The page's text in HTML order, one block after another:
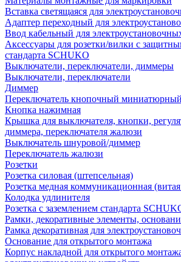
Вставка светящаяся для
Адаптер переходный для
Ввод кабельный для
Аксессуары для розетки/вилки с
стандарта SCHUKO
Выключатели, переключатели, диммеры
Выключатели, переключатели
Диммер
Переключатель кнопочный миниатюрный
Кнопка нажимная
Крышка для выключателя, кнопки,
диммера, переключателя жалюзи
Выключатель шнуровой/диммер
Переключатель жалюзи
Розетки
Розетка силовая (штепсельная)
Розетка медная коммуникационная
Колодка удлинителя
Розетка с заземлением стандарта
Рамки, декоративные элементы,
Рамка декоративная для
Основание для открытого монтажа
Корпус накладной для открытого